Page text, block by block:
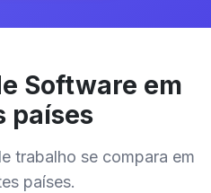
Software em
países
trabalho se compara em
países.